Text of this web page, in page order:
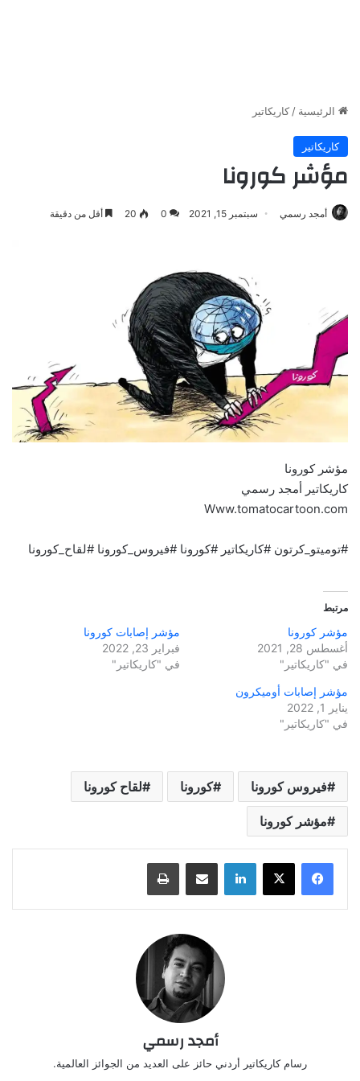
الرئيسية / كاريكاتير
كاريكاتير
مؤشر كورونا
أمجد رسمي سبتمبر 15, 2021 0
20 أقل من دقيقة
مؤشر كورونا
كاريكاتير أمجد رسمي
Www.tomatocartoon.com
#توميتو_كرتون #كاريكاتير #كورونا #فيروس_كورونا #لقاح_كورونا
مرتبط
مؤشر كورونا
أغسطس 28, 2021
في "كاريكاتير"
مؤشر إصابات كورونا
فبراير 23, 2022
في "كاريكاتير"
مؤشر إصابات أوميكرون
يناير 1, 2022
في "كاريكاتير"
فيروس كورونا كورونا لقاح كورونا
مؤشر كورونا
لينكدإن مشاركة عبر البريد طباعة
أمجد رسمي
رسام كاريكاتير أردني حائز على العديد من الجوائز العالمية.